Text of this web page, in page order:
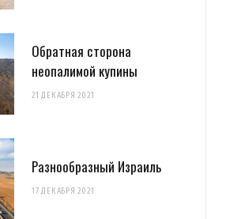
Обратная сторона
неопалимой купины
21 ДЕКАБРЯ 2021
Разнообразный Израиль
17 ДЕКАБРЯ 2021